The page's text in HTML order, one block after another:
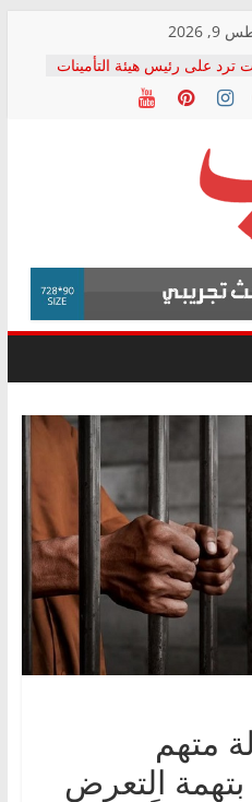
2026
ترد على رئيس هيئة التأمينات
الصحفي: إنكار الأزمة لا ينهي
المعاشات.. ونطالب بكشف
يكتب: القطاع الصحي إلى
الشعبي يطلق لجنة “الحق
بالإسكندرية لرصد الانتهاكات
الصحفيين.. وانتهاء أعمال
الإداري
لحقوق الإنسان يعلن
الدكتور محمد زهران.. ويؤكد:
وضمانات المحاكمة العادلة
متهم
التعرض